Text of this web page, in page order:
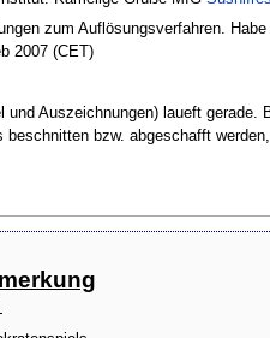
zum Auflösungsverfahren.
2007 (CET)
Auszeichnungen) laueft
bzw. abgeschafft